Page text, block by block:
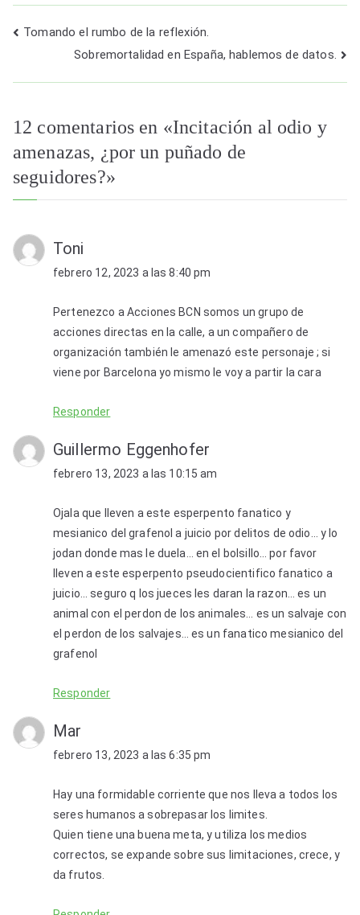
Navegación
Tomando el rumbo de la reflexión.
Sobremortalidad en España, hablemos de datos.
12 comentarios en «Incitación al odio y
amenazas, ¿por un puñado de
seguidores?»
Toni
febrero 12, 2023 a las 8:40 pm
Pertenezco a Acciones BCN somos un grupo de
acciones directas en la calle, a un compañero de
organización también le amenazó este personaje ; si
viene por Barcelona yo mismo le voy a partir la cara
Responder
Guillermo Eggenhofer
febrero 13, 2023 a las 10:15 am
Ojala que lleven a este esperpento fanatico y
mesianico del grafenol a juicio por delitos de odio… y lo
jodan donde mas le duela… en el bolsillo… por favor
lleven a este esperpento pseudocientifico fanatico a
juicio… seguro q los jueces les daran la razon… es un
animal con el perdon de los animales… es un salvaje con
el perdon de los salvajes… es un fanatico mesianico del
grafenol
Responder
Mar
febrero 13, 2023 a las 6:35 pm
Hay una formidable corriente que nos lleva a todos los
seres humanos a sobrepasar los limites.
Quien tiene una buena meta, y utiliza los medios
correctos, se expande sobre sus limitaciones, crece, y
da frutos.